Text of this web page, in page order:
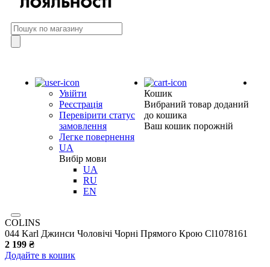
Увійти
Реєстрація
Перевірити статус
замовлення
Легке повернення
UA
Вибір мови
UA
RU
EN
Кошик
Вибраний товар доданий
до кошика
Ваш кошик порожній
COLINS
044 Karl Джинси Чоловічі Чорні Прямого Крою Cl1078161
2 199 ₴
Додайте в кошик